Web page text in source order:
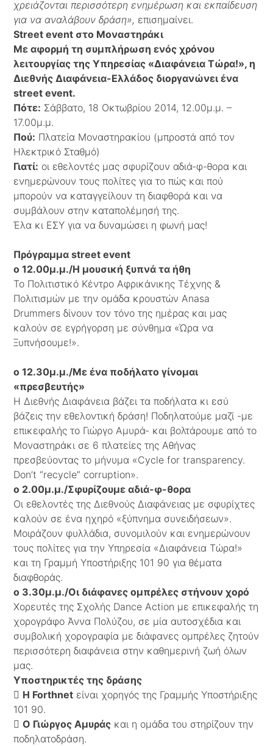
χρειάζονται περισσότερη ενημέρωση και εκπαίδευση
για να αναλάβουν δράση», επισημαίνει.
Street event στο Μοναστηράκι
Με αφορμή τη συμπλήρωση ενός χρόνου
λειτουργίας της Υπηρεσίας «Διαφάνεια Τώρα!», η
Διεθνής Διαφάνεια-Ελλάδος διοργανώνει ένα
street event.
Πότε: Σάββατο, 18 Οκτωβρίου 2014, 12.00μ.μ. –
17.00μ.μ.
Πού: Πλατεία Μοναστηρακίου (μπροστά από τον
Ηλεκτρικό Σταθμό)
Γιατί: οι εθελοντές μας σφυρίζουν αδιά-φ-θορα και
ενημερώνουν τους πολίτες για το πώς και πού
μπορούν να καταγγείλουν τη διαφθορά και να
συμβάλουν στην καταπολέμησή της.
Έλα κι ΕΣΥ για να δυναμώσει η φωνή μας!
Πρόγραμμα street event
o 12.00μ.μ./Η μουσική ξυπνά τα ήθη
Το Πολιτιστικό Κέντρο Αφρικάνικης Τέχνης &
Πολιτισμών με την ομάδα κρουστών Anasa
Drummers δίνουν τον τόνο της ημέρας και μας
καλούν σε εγρήγορση με σύνθημα «Ώρα να
Ξυπνήσουμε!».
o 12.30μ.μ./Με ένα ποδήλατο γίνομαι
«πρεσβευτής»
Η Διεθνής Διαφάνεια βάζει τα ποδήλατα κι εσύ
βάζεις την εθελοντική δράση! Ποδηλατούμε μαζί -με
επικεφαλής το Γιώργο Αμυρά- και βολτάρουμε από το
Μοναστηράκι σε 6 πλατείες της Αθήνας
πρεσβεύοντας το μήνυμα «Cycle for transparency.
Don’t “recycle” corruption».
o 2.00μ.μ./Σφυρίζουμε αδιά-φ-θορα
Οι εθελοντές της Διεθνούς Διαφάνειας με σφυρίχτες
καλούν σε ένα ηχηρό «ξύπνημα συνειδήσεων».
Μοιράζουν φυλλάδια, συνομιλούν και ενημερώνουν
τους πολίτες για την Υπηρεσία «Διαφάνεια Τώρα!»
και τη Γραμμή Υποστήριξης 101 90 για θέματα
διαφθοράς.
o 3.30μ.μ./Οι διάφανες ομπρέλες στήνουν χορό
Χορευτές της Σχολής Dance Action με επικεφαλής τη
χορογράφο Άννα Πολύζου, σε μία αυτοσχέδια και
συμβολική χορογραφία με διάφανες ομπρέλες ζητούν
περισσότερη διαφάνεια στην καθημερινή ζωή όλων
μας.
Υποστηρικτές της δράσης
 Η Forthnet είναι χορηγός της Γραμμής Υποστήριξης
101 90.
Ο Γιώργος Αμυράς και η ομάδα του στηρίζουν την
ποδηλατοδράση.